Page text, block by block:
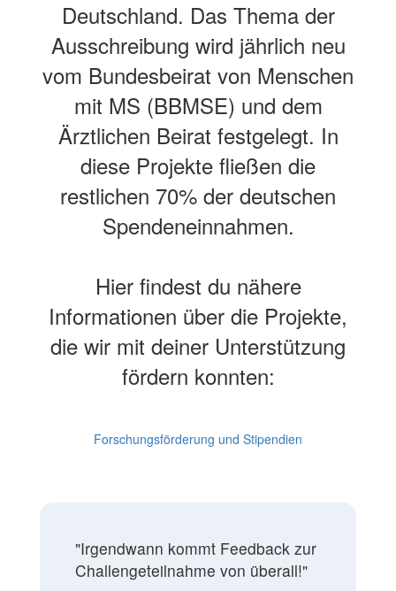
Deutschland. Das Thema der
Ausschreibung wird jährlich neu
vom Bundesbeirat von Menschen
mit MS (BBMSE) und dem
Ärztlichen Beirat festgelegt. In
diese Projekte fließen die
restlichen 70% der deutschen
Spendeneinnahmen.
Hier findest du nähere
Informationen über die Projekte,
die wir mit deiner Unterstützung
fördern konnten:
Forschungsförderung und Stipendien
"Irgendwann kommt Feedback zur
Challengeteilnahme von überall!"